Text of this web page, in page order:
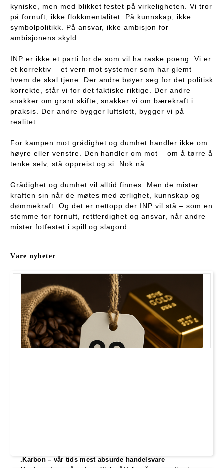
kyniske, men med blikket festet på virkeligheten. Vi tror
på fornuft, ikke flokkmentalitet. På kunnskap, ikke
symbolpolitikk. På ansvar, ikke ambisjon for
ambisjonens skyld.
INP er ikke et parti for de som vil ha raske poeng. Vi er
et korrektiv – et vern mot systemer som har glemt
hvem de skal tjene. Der andre bøyer seg for det politisk
korrekte, står vi for det faktiske riktige. Der andre
snakker om grønt skifte, snakker vi om bærekraft i
praksis. Der andre bygger luftslott, bygger vi på
realitet.
For kampen mot grådighet og dumhet handler ikke om
høyre eller venstre. Den handler om mot – om å tørre å
tenke selv, stå oppreist og si: Nok nå.
Grådighet og dumhet vil alltid finnes. Men de mister
kraften sin når de møtes med ærlighet, kunnskap og
dømmekraft. Og det er nettopp der INP vil stå – som en
stemme for fornuft, rettferdighet og ansvar, når andre
mister fotfestet i spill og slagord.
Våre nyheter
.Karbon – vår tids mest absurde handelsvare